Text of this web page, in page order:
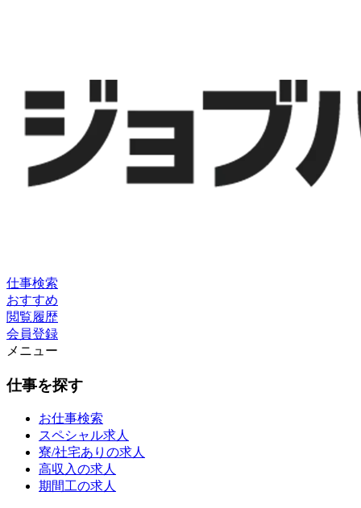
仕事検索
おすすめ
閲覧履歴
会員登録
メニュー
仕事を探す
お仕事検索
スペシャル求人
寮/社宅ありの求人
高収入の求人
期間工の求人